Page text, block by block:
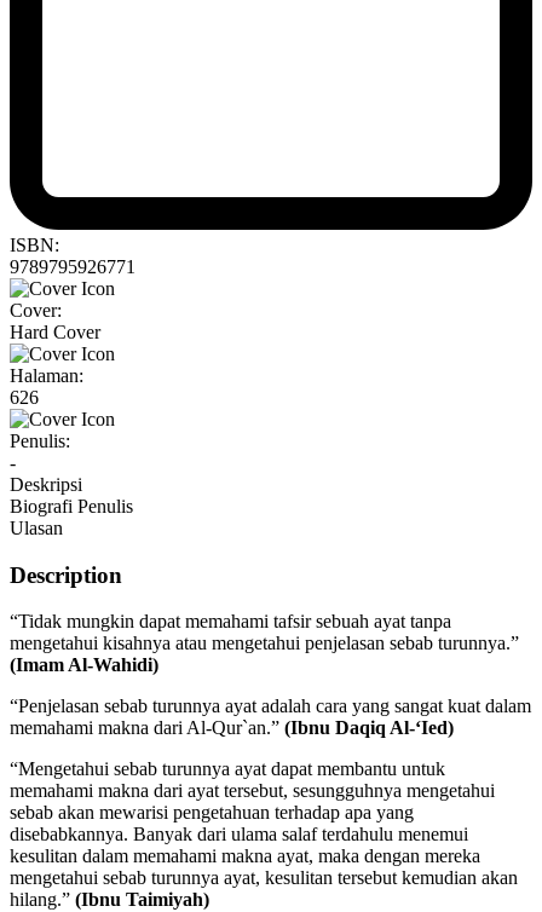
ISBN:
9789795926771
Cover:
Hard Cover
Halaman:
626
Penulis:
-
Deskripsi
Biografi Penulis
Ulasan
Description
“Tidak mungkin dapat memahami tafsir sebuah ayat tanpa
mengetahui kisahnya atau mengetahui penjelasan sebab turunnya.”
(Imam Al-Wahidi)
“Penjelasan sebab turunnya ayat adalah cara yang sangat kuat dalam
memahami makna dari Al-Qur`an.” (Ibnu Daqiq Al-‘Ied)
“Mengetahui sebab turunnya ayat dapat membantu untuk
memahami makna dari ayat tersebut, sesungguhnya mengetahui
sebab akan mewarisi pengetahuan terhadap apa yang
disebabkannya. Banyak dari ulama salaf terdahulu menemui
kesulitan dalam memahami makna ayat, maka dengan mereka
mengetahui sebab turunnya ayat, kesulitan tersebut kemudian akan
hilang.” (Ibnu Taimiyah)